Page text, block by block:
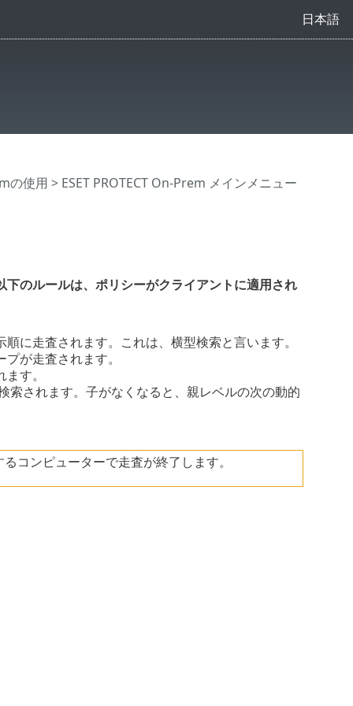
日本語
の使用 > ESET PROTECT On-Prem メインメニュー
のルールは、ポリシーがクライアントに適用され
に走査されます。これは、横型検索と言います。
が走査されます。
す。
索されます。子がなくなると、親レベルの次の動的
コンピューターで走査が終了します。